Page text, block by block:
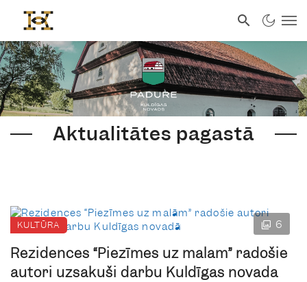
Aktualitātes pagastā
6
KULTŪRA
Rezidences “Piezīmes uz malām” radošie
autori uzsākuši darbu Kuldīgas novadā